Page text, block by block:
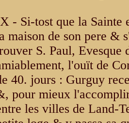
- Si-tost que la Sainte
maison de son pere &
S. Paul, Evesque
l'ouït de
40. jours : Gurguy
pour mieux
les villes de Land-